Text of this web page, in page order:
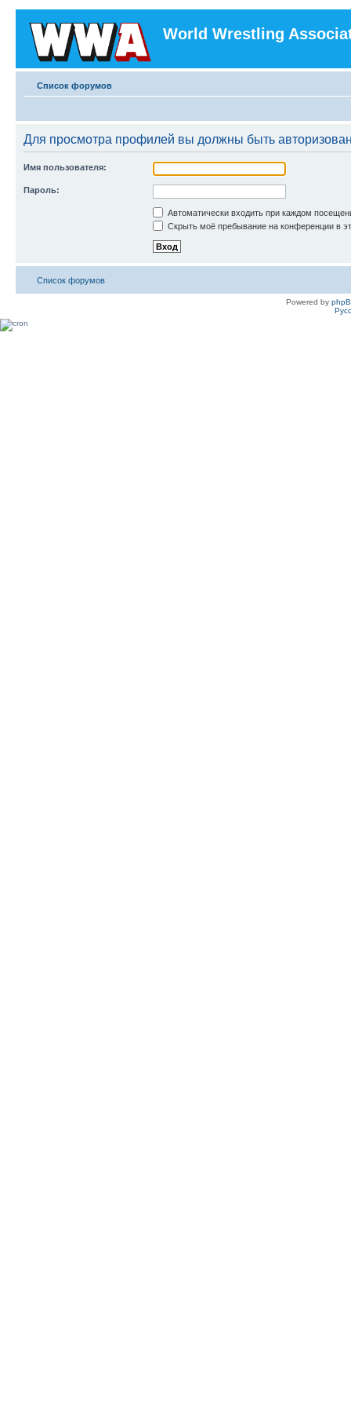
World Wrestling
Список форумов
Для просмотра профилей вы должны быть
Имя пользователя:
Пароль:
Автоматически входить при каждом
Скрыть моё пребывание на конференции в
Список форумов
Powered by